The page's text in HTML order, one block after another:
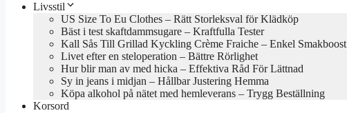
Livsstil
US Size To Eu Clothes – Rätt Storleksval för Klädköp
Bäst i test skaftdammsugare – Kraftfulla Tester
Kall Sås Till Grillad Kyckling Crème Fraiche – Enkel Smakboost
Livet efter en steloperation – Bättre Rörlighet
Hur blir man av med hicka – Effektiva Råd För Lättnad
Sy in jeans i midjan – Hållbar Justering Hemma
Köpa alkohol på nätet med hemleverans – Trygg Beställning
Korsord